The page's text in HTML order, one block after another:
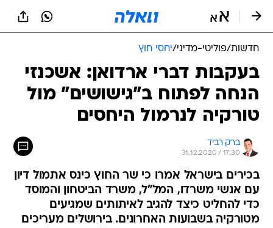
חדשות/פוליטי-מדיני/יחסי חוץ
בעקבות דברי ארדואן: אשכנזי
הנחה לפתוח ב"גישושים" מול
טורקיה לנרמול היחסים
ברק רביד
31.12.2020 / 17:30
בכירים בישראל אמרו כי שר החוץ כינס אתמול דיון
עם אנשי משרדו, המל"ל, משרד הביטחון והמוסד
כדי להחליט כיצד להגיב לאיתותים שמגיעים
מטורקיה בשבועות האחרונים. בירושלים מעריכים